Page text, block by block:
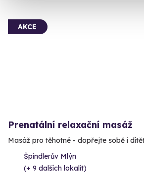
AKCE
Prenatální relaxační masáž
Masáž pro těhotné - dopřejte sobě i
Špindlerův Mlýn
(+ 9 dalších lokalit)